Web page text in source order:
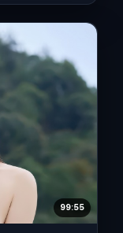
99:55